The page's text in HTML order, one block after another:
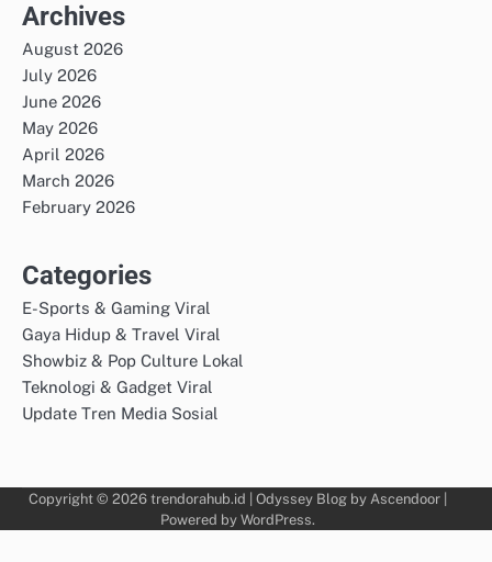
Archives
August 2026
July 2026
June 2026
May 2026
April 2026
March 2026
February 2026
Categories
E-Sports & Gaming Viral
Gaya Hidup & Travel Viral
Showbiz & Pop Culture Lokal
Teknologi & Gadget Viral
Update Tren Media Sosial
Copyright © 2026 trendorahub.id | Odyssey Blog by Ascendoor|
Powered by WordPress.